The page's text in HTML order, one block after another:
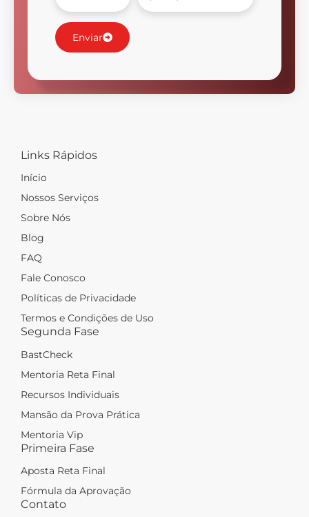
Enviar
Links Rápidos
Início
Nossos Serviços
Sobre Nós
Blog
FAQ
Fale Conosco
Políticas de Privacidade
Termos e Condições de Uso
Segunda Fase
BastCheck
Mentoria Reta Final
Recursos Individuais
Mansão da Prova Prática
Mentoria Vip
Primeira Fase
Aposta Reta Final
Fórmula da Aprovação
Contato